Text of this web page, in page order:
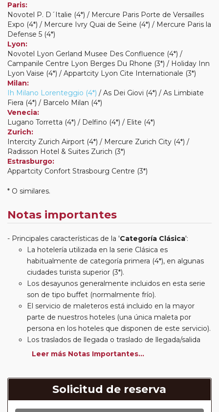
Paris:
Novotel P. D´Italie (4*) / Mercure Paris Porte de Versailles
Expo (4*) / Mercure Ivry Quai de Seine (4*) / Mercure Paris la
Defense 5 (4*)
Lyon:
Novotel Lyon Gerland Musee Des Confluence (4*) /
Campanile Centre Lyon Berges Du Rhone (3*) / Holiday Inn
Lyon Vaise (4*) / Appartcity Lyon Cite Internationale (3*)
Milan:
Ih Milano Lorenteggio (4*) / As Dei Giovi (4*) / As Limbiate
Fiera (4*) / Barcelo Milan (4*)
Venecia:
Lugano Torretta (4*) / Delfino (4*) / Elite (4*)
Zurich:
Intercity Zurich Airport (4*) / Mercure Zurich City (4*) /
Radisson Hotel & Suites Zurich (3*)
Estrasburgo:
Appartcity Confort Strasbourg Centre (3*)
* O similares.
Notas importantes
Principales características de la 'Categoría Clásica':
La hotelería utilizada en la serie Clásica es
habitualmente de categoría primera (4*), en algunas
ciudades turista superior (3*).
Los desayunos generalmente incluidos en esta serie
son de tipo buffet (normalmente frío).
El servicio de maleteros está incluido en la mayor
parte de nuestros hoteles (una única maleta por
persona en los hoteles que disponen de este servicio).
Los traslados de llegada o traslado de llegada/salida
estarán incluidos según itinerario.
suplemento de media pensión (incluirá un número de
En muchos itinerarios le incluimos algunas cenas. En
Leer más Notas Importantes...
Solicitud de reserva